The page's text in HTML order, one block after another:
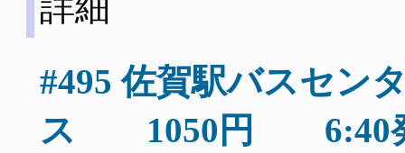
#495 佐賀駅バスセ
ス 1050円 6:40